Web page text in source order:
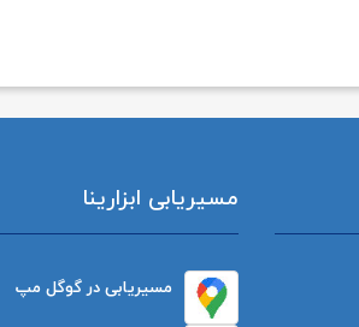
مسیریابی ابزارینا
مسیریابی در گوگل مپ